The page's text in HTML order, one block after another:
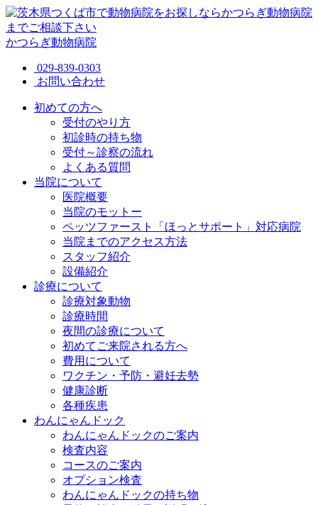
かつらぎ動物病院
029-839-0303
お問い合わせ
初めての方へ
受付のやり方
初診時の持ち物
受付～診察の流れ
よくある質問
当院について
医院概要
当院のモットー
ペッツファースト「ほっとサポート」対応病院
当院までのアクセス方法
スタッフ紹介
設備紹介
診療について
診療対象動物
診療時間
夜間の診療について
初めてご来院される方へ
費用について
ワクチン・予防・避妊去勢
健康診断
各種疾患
わんにゃんドック
わんにゃんドックのご案内
検査内容
コースのご案内
オプション検査
わんにゃんドックの持ち物